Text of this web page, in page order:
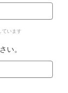
ています
い。